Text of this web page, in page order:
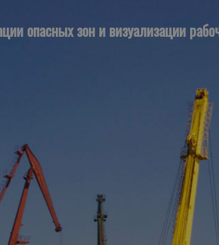
опасных зон и визуализации